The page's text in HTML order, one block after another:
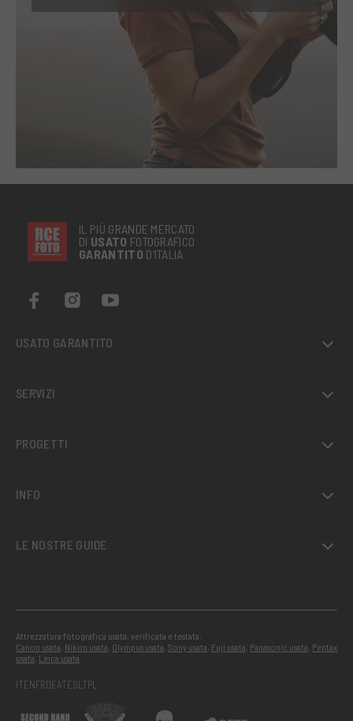
IL PIÙ GRANDE MERCATO
DI USATO FOTOGRAFICO
GARANTITO D’ITALIA
USATO GARANTITO
SERVIZI
PROGETTI
INFO
LE NOSTRE GUIDE
Attrezzatura fotografica usata, verificata e testata:
Canon usata, Nikon usata, Olympus usata, Sony usata, Fuji usata, Panasonic usata, Pentax
usata, Leica usata
ITENFRDEATESLTPL